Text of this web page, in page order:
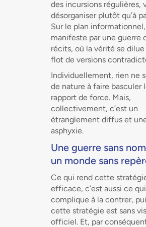
des incursions régulières,
désorganiser plutôt qu’à
Sur le plan
manifeste par une guerre
récits, où la vérité se dilue
flot de versions
Individuellement, rien ne
de nature à faire basculer
rapport de force. Mais,
collectivement, c’est un
étranglement diffus et
asphyxie.
Une guerre sans
un monde sans
Ce qui rend cette
efficace, c’est aussi ce qui
complique à la contrer,
cette stratégie est sans
officiel. Et, par